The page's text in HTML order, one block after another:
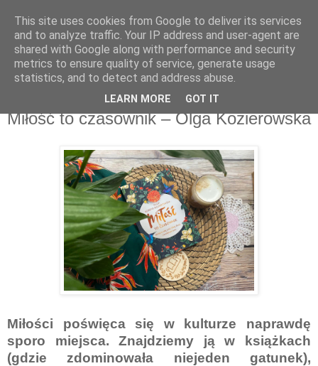
Recenzje na widelcu
Portal kulturalny - książki, recenzje, inspiracje, konkursy.
wtorek, 5 kwietnia 2022
Miłość to czasownik – Olga Kozierowska
Miłości poświęca się w kulturze naprawdę
sporo miejsca. Znajdziemy ją w książkach
(gdzie zdominowała niejeden gatunek),
This site uses cookies from Google to deliver its services
and to analyze traffic. Your IP address and user-agent are
shared with Google along with performance and security
metrics to ensure quality of service, generate usage
statistics, and to detect and address abuse.
LEARN MORE GOT IT